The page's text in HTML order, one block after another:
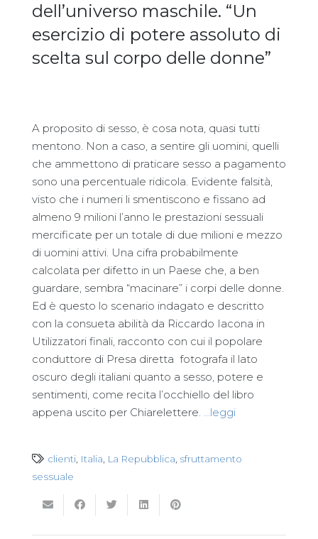
dell’universo maschile. “Un
esercizio di potere assoluto di
scelta sul corpo delle donne”
A proposito di sesso, è cosa nota, quasi tutti
mentono. Non a caso, a sentire gli uomini, quelli
che ammettono di praticare sesso a pagamento
sono una percentuale ridicola. Evidente falsità,
visto che i numeri li smentiscono e fissano ad
almeno 9 milioni l’anno le prestazioni sessuali
mercificate per un totale di due milioni e mezzo
di uomini attivi. Una cifra probabilmente
calcolata per difetto in un Paese che, a ben
guardare, sembra “macinare” i corpi delle donne.
Ed è questo lo scenario indagato e descritto
con la consueta abilità da Riccardo Iacona in
Utilizzatori finali, racconto con cui il popolare
conduttore di Presa diretta fotografa il lato
oscuro degli italiani quanto a sesso, potere e
sentimenti, come recita l’occhiello del libro
appena uscito per Chiarelettere. …leggi
clienti Italia La Repubblica sfruttamento
sessuale